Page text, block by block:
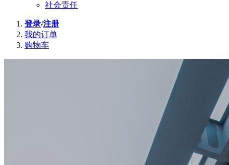
社会责任
登录/注册
我的订单
购物车